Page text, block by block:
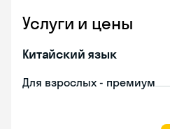
Услуги и цены
Китайский язык
Для взрослых - премиум